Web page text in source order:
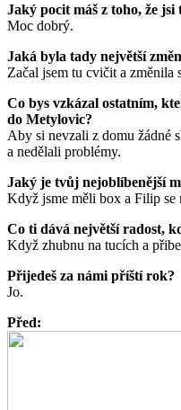
Jaký pocit máš z toho, že jsi
Moc dobrý.
Jaká byla tady největší
Začal jsem tu cvičit a změnila
Co bys vzkázal ostatním,
do Metylovic?
Aby si nevzali z domu žádné
a nedělali problémy.
Jaký je tvůj nejoblíbenější
Když jsme měli box a Filip se
Co ti dává největší radost,
Když zhubnu na tucích a
Přijedeš za námi příští rok?
Jo.
Před: